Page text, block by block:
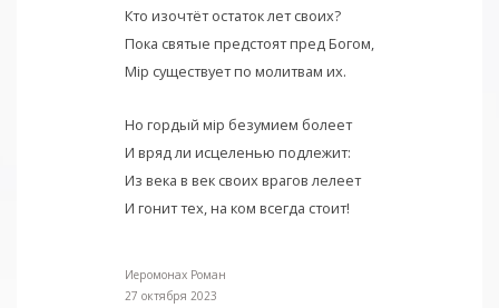
Кто изочтёт остаток лет своих?
Пока святые предстоят пред Богом,
Мiр существует по молитвам их.
Но гордый мiр безумием болеет
И вряд ли исцеленью подлежит:
Из века в век своих врагов лелеет
И гонит тех, на ком всегда стоит!
Иеромонах Роман
27 октября 2023